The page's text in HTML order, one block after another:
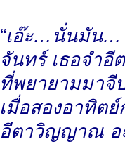
“เอ๊ะ…นั่นมัน…
จันทร์ เธอจำอี
ที่พยายามมาจี
เมื่อสองอาทิต
อีตาวิญญาณ อ